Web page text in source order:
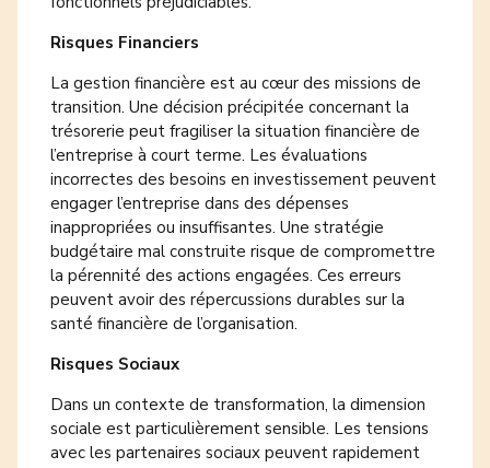
Risques Financiers
La gestion financière est au cœur des missions de
transition. Une décision précipitée concernant la
trésorerie peut fragiliser la situation financière de
l’entreprise à court terme. Les évaluations
incorrectes des besoins en investissement peuvent
engager l’entreprise dans des dépenses
inappropriées ou insuffisantes. Une stratégie
budgétaire mal construite risque de compromettre
la pérennité des actions engagées. Ces erreurs
peuvent avoir des répercussions durables sur la
santé financière de l’organisation.
Risques Sociaux
Dans un contexte de transformation, la dimension
sociale est particulièrement sensible. Les tensions
avec les partenaires sociaux peuvent rapidement